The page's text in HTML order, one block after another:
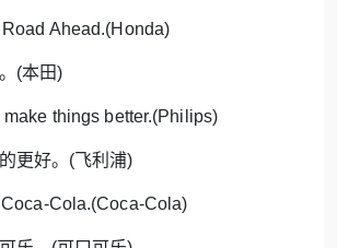
Ahead.(Honda)
(本田)
things better.(Philips)
好。(飞利浦)
Cola.(Coca-Cola)